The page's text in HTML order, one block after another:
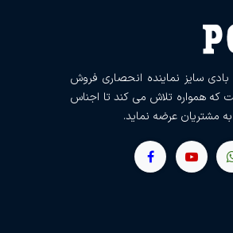
بادی سایز نماینده انحصاری فروش
که همواره تلاش می کند تا اجناس
به مشتریان عرضه نماید.